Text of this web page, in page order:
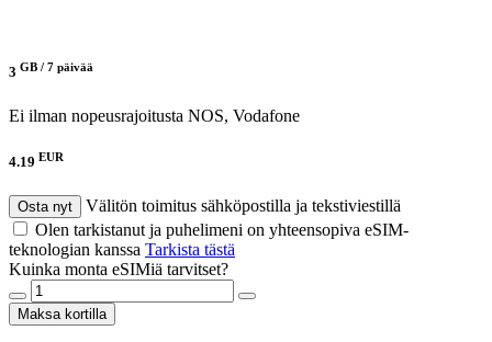
3 GB / 7 päivää
Ei ilman nopeusrajoitusta NOS, Vodafone
4.19 EUR
Osta nyt
Välitön toimitus sähköpostilla ja tekstiviestillä
Olen tarkistanut ja puhelimeni on yhteensopiva eSIM-
teknologian kanssa Tarkista tästä
Kuinka monta eSIMiä tarvitset?
Maksa kortilla